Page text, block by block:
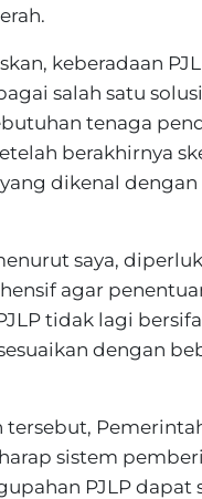
keberadaan
salah satu
tenaga
berakhirnya
dikenal dengan
saya,
agar
tidak lagi
dengan
tersebut,
sistem
PJLP dapat